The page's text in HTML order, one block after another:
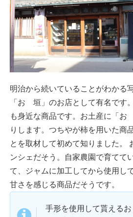
明治から続いていることがわかる
「おゝ垣」のお店として有名です
も身近な商品です。お土産に「お
りします。つちやが柿を用いた商
とを取材して初めて知りました。
ンシェだそう。自家農園で育てて
て、ジャムに加工してから使用し
甘さを感じる商品だそうです。
手形を使用して貰える